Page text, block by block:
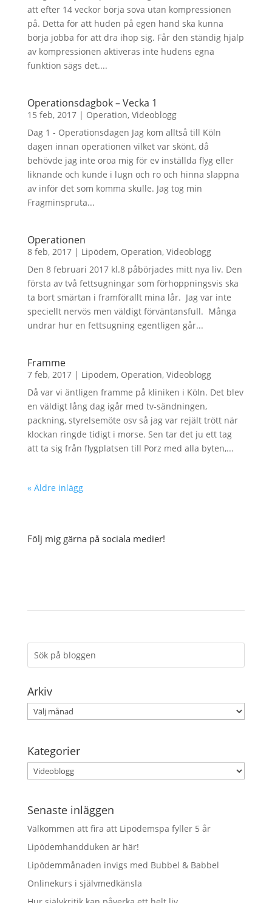
att efter 14 veckor börja sova utan kompressionen
på. Detta för att huden på egen hand ska kunna
börja jobba för att dra ihop sig. Får den ständig hjälp
av kompressionen aktiveras inte hudens egna
funktion sägs det....
Operationsdagbok – Vecka 1
15 feb, 2017| Operation, Videoblogg
Dag 1 - Operationsdagen Jag kom alltså till Köln
dagen innan operationen vilket var skönt, då
behövde jag inte oroa mig för ev inställda flyg eller
liknande och kunde i lugn och ro och hinna slappna
av inför det som komma skulle. Jag tog min
Fragminspruta...
Operationen
8 feb, 2017| Lipödem, Operation, Videoblogg
Den 8 februari 2017 kl.8 påbörjades mitt nya liv. Den
första av två fettsugningar som förhoppningsvis ska
ta bort smärtan i framförallt mina lår. Jag var inte
speciellt nervös men väldigt förväntansfull. Många
undrar hur en fettsugning egentligen går...
Framme
7 feb, 2017| Lipödem, Operation, Videoblogg
Då var vi äntligen framme på kliniken i Köln. Det blev
en väldigt lång dag igår med tv-sändningen,
packning, styrelsemöte osv så jag var rejält trött när
klockan ringde tidigt i morse. Sen tar det ju ett tag
att ta sig från flygplatsen till Porz med alla byten,...
« Äldre inlägg
Följ mig gärna på sociala medier!
Arkiv
Arkiv
Kategorier
Kategorier
Senaste inläggen
Välkommen att fira att Lipödemspa fyller 5 år
Lipödemhandduken är här!
Lipödemmånaden invigs med Bubbel & Babbel
Onlinekurs i självmedkänsla